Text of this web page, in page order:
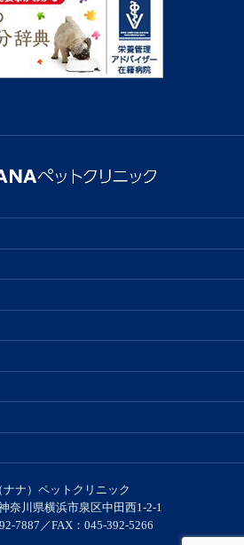
ナナ）ペットクリニック
奈川県横浜市泉区中田西1-2-1
7887／FAX：045-392-5266